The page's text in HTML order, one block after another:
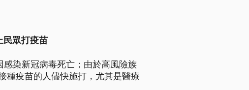
民眾打疫苗
染新冠病毒死亡；由於高風險族
種疫苗的人儘快施打，尤其是醫療